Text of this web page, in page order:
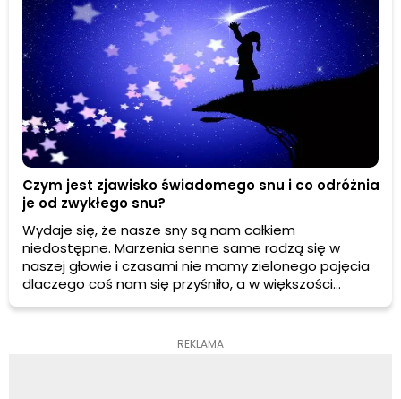
Czym jest zjawisko świadomego snu i co odróżnia
je od zwykłego snu?
Wydaje się, że nasze sny są nam całkiem
niedostępne. Marzenia senne same rodzą się w
naszej głowie i czasami nie mamy zielonego pojęcia
dlaczego coś nam się przyśniło, a w większości
przypadków − nawet nie pamiętamy, co śniło nam się
że codziennie każdy człowiek śni przynajmniej
REKLAMA